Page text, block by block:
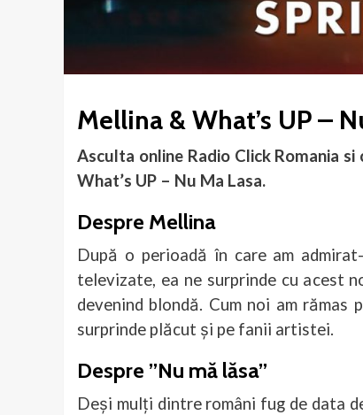
Mellina & What’s UP –
Asculta online Radio Click Romania
What’s UP – Nu Ma Lasa.
Despre Mellina
După o perioadă în care am
televizate, ea ne surprinde cu acest
devenind blondă. Cum noi am
surprinde plăcut și pe fanii artistei.
Despre ”Nu mă lăsa”
Deși mulți dintre români fug de data